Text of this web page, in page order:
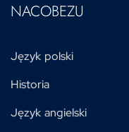
NACOBEZU
Język polski
Historia
Język angielski